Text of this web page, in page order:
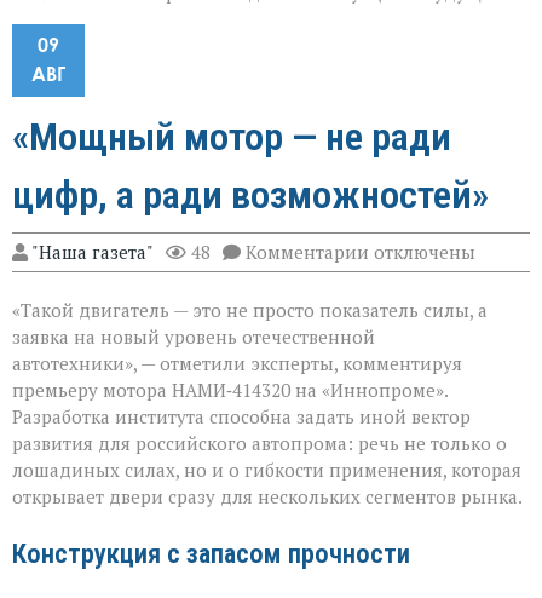
09
АВГ
«Мощный мотор — не ради
цифр, а ради возможностей»
"Наша газета" 48 Комментарии к
записи
мотор — не
ради
а
ради
возможностей»
отключены
«Такой двигатель — это не просто показатель силы, а
заявка на новый уровень отечественной
автотехники», — отметили эксперты, комментируя
премьеру мотора НАМИ‑414320 на «Иннопроме».
Разработка института способна задать иной вектор
развития для российского автопрома: речь не только о
лошадиных силах, но и о гибкости применения, которая
открывает двери сразу для нескольких сегментов рынка.
Конструкция с запасом прочности